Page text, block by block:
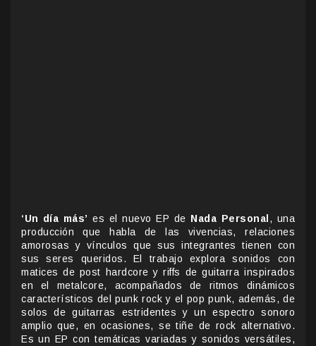
‘Un día más’ es el nuevo EP de Nada Personal , una
producción que habla de las vivencias, relaciones
amorosas y vínculos que sus integrantes tienen con
sus seres queridos. El trabajo explora sonidos con
matices de post hardcore y riffs de guitarra inspirados
en el metalcore, acompañados de ritmos dinámicos
característicos del punk rock y el pop punk, además, de
solos de guitarras estridentes y un espectro sonoro
amplio que, en ocasiones, se tiñe de rock alternativo.
Es un EP con temáticas variadas y sonidos versátiles,